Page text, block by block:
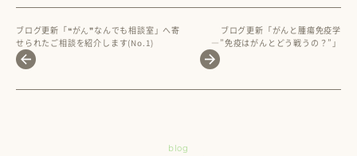
ブログ更新「❝がん❞なんでも相談室」へ寄
せられたご相談を紹介します(No.1)
ブログ更新「がんと腫瘍免疫学
―”免疫はがんとどう戦うの？”」
blog